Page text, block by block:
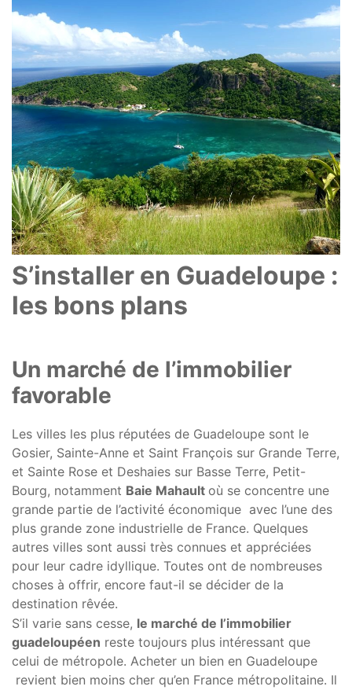
S’installer en Guadeloupe :
les bons plans
Un marché de l’immobilier
favorable
Les villes les plus réputées de Guadeloupe sont le
Gosier, Sainte-Anne et Saint François sur Grande Terre,
et Sainte Rose et Deshaies sur Basse Terre, Petit-
Bourg, notamment Baie Mahault où se concentre une
grande partie de l’activité économique avec l’une des
plus grande zone industrielle de France. Quelques
autres villes sont aussi très connues et appréciées
pour leur cadre idyllique. Toutes ont de nombreuses
choses à offrir, encore faut-il se décider de la
destination rêvée.
S’il varie sans cesse, le marché de l’immobilier
guadeloupéen reste toujours plus intéressant que
celui de métropole. Acheter un bien en Guadeloupe
revient bien moins cher qu’en France métropolitaine. Il